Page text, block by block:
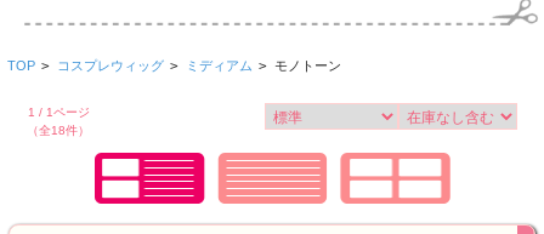
TOP > コスプレウィッグ > ミディアム > モノトーン
1 / 1ページ
（全18件）